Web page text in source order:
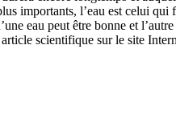
importants, l’eau est celui
eau peut être bonne et
scientifique sur le site